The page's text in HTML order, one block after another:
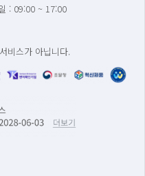
: 09:00 ~ 17:00
비스가 아닙니다.